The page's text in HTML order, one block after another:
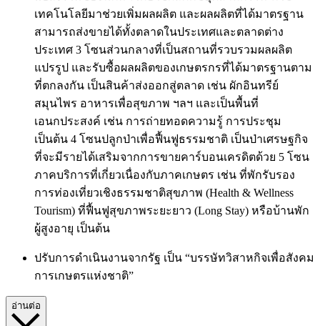
เทคโนโลยีมาช่วยเพิ่มผลผลิต และผลผลิตที่ได้มาตรฐาน
สามารถส่งขายได้ทั้งตลาดในประเทศและตลาดต่าง
ประเทศ 3 โซนส่วนกลางที่เป็นสถานที่รวบรวมผลผลิต
แปรรูป และรับซื้อผลผลิตของเกษตรกรที่ได้มาตรฐานตาม
ที่ตกลงกัน เป็นสินค้าส่งออกสู่ตลาด เช่น ผักอินทรีย์
สมุนไพร อาหารเพื่อสุขภาพ ฯลฯ และเป็นพื้นที่
เอนกประสงค์ เช่น การถ่ายทอดความรู้ การประชุม
เป็นต้น 4 โซนปลูกป่าเพื่อฟื้นฟูธรรมชาติ เป็นป่าเศรษฐกิจ
ที่จะมีรายได้เสริมจากการขายคาร์บอนเครดิตด้วย 5 โซน
ภาคบริการที่เกี่ยวเนื่องกับภาคเกษตร เช่น ที่พักรับรอง
การท่องเที่ยวเชิงธรรมชาติสุขภาพ (Health & Wellness
Tourism) ที่ฟื้นฟูสุขภาพระยะยาว (Long Stay) หรือบ้านพัก
ผู้สูงอายุ เป็นต้น
ปรับการดำเนินงานจากรัฐ เป็น “บรรษัทวิสาหกิจเพื่อสังคม
การเกษตรแห่งชาติ”
อ่านต่อ